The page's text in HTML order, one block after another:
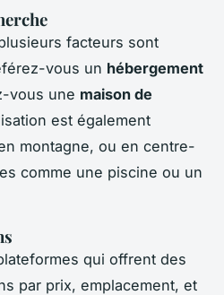
facteurs sont
vous un hébergement
vous une maison de
est également
montagne, ou en centre-
comme une piscine ou un
qui offrent des
par prix, emplacement, et